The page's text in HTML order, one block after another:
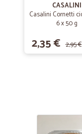
CASALINI
Casalini Cornetti
6 x 50 g
2,35 € 2,95 €